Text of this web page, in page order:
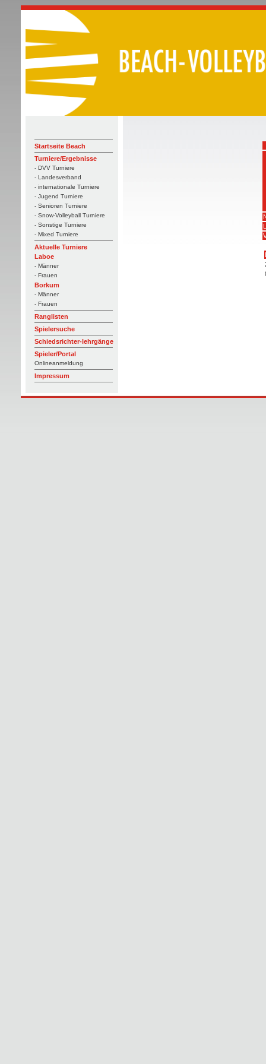
Startseite Beach
Turniere/Ergebnisse
- DVV Turniere
- Landesverband
- internationale Turniere
- Jugend Turniere
- Senioren Turniere
- Snow-Volleyball Turniere
- Sonstige Turniere
- Mixed Turniere
Aktuelle Turniere
Laboe
- Männer
- Frauen
Borkum
- Männer
- Frauen
Ranglisten
Spielersuche
Schiedsrichter-lehrgänge
Spieler/Portal
Onlineanmeldung
Impressum